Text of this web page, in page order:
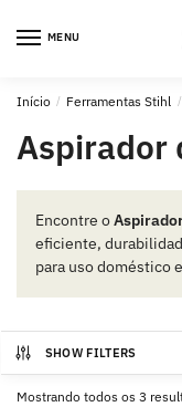
MENU
Início / Ferramentas Stihl /
Aspirador
Encontre o
eficiente,
para uso doméstico
SHOW FILTERS
Mostrando todos os 3